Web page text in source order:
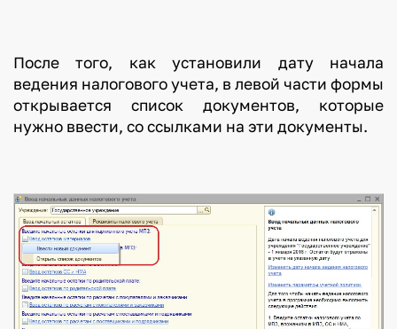
После того, как установили дату начала
ведения налогового учета, в левой части формы
открывается список документов, которые
нужно ввести, со ссылками на эти документы.